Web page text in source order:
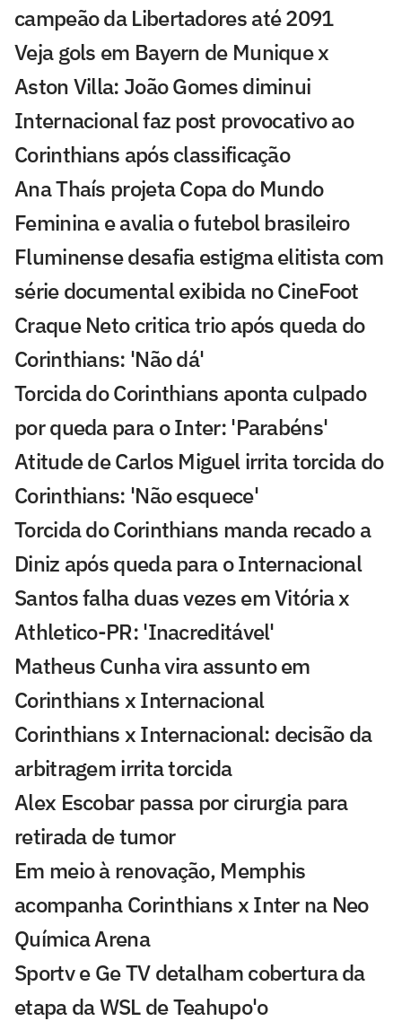
campeão da Libertadores até 2091
Veja gols em Bayern de Munique x
Aston Villa: João Gomes diminui
Internacional faz post provocativo ao
Corinthians após classificação
Ana Thaís projeta Copa do Mundo
Feminina e avalia o futebol brasileiro
Fluminense desafia estigma elitista com
série documental exibida no CineFoot
Craque Neto critica trio após queda do
Corinthians: 'Não dá'
Torcida do Corinthians aponta culpado
por queda para o Inter: 'Parabéns'
Atitude de Carlos Miguel irrita torcida do
Corinthians: 'Não esquece'
Torcida do Corinthians manda recado a
Diniz após queda para o Internacional
Santos falha duas vezes em Vitória x
Athletico-PR: 'Inacreditável'
Matheus Cunha vira assunto em
Corinthians x Internacional
Corinthians x Internacional: decisão da
arbitragem irrita torcida
Alex Escobar passa por cirurgia para
retirada de tumor
Em meio à renovação, Memphis
acompanha Corinthians x Inter na Neo
Química Arena
Sportv e Ge TV detalham cobertura da
etapa da WSL de Teahupo'o